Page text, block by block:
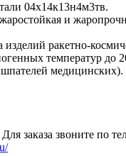
04х14к13н4м3тв.
и
ракетно-
температур до
медицинских).
заказа звоните по